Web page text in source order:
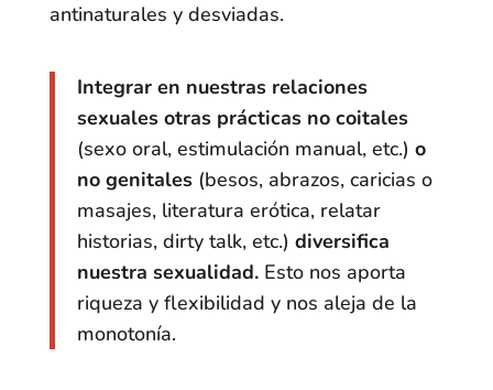
antinaturales y desviadas.
Integrar en nuestras relaciones
sexuales otras prácticas no coitales
(sexo oral, estimulación manual, etc.) o
no genitales(besos, abrazos, caricias o
masajes, literatura erótica, relatar
historias, dirty talk, etc.) diversifica
nuestra sexualidad.Esto nos aporta
riqueza y flexibilidad y nos aleja de la
monotonía.